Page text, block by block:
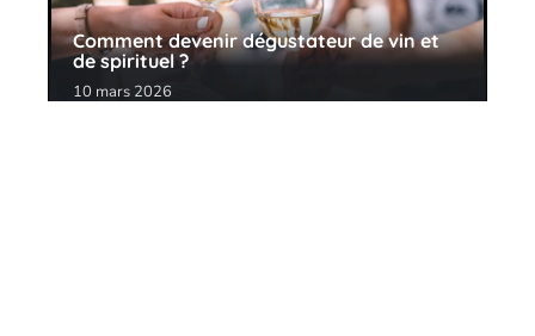
Comment devenir dégustateur de vin et
de spirituel ?
10 mars 2026